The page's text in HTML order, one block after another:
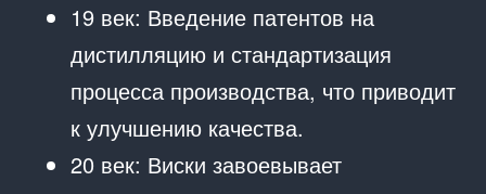
19 век: Введение патентов на
дистилляцию и стандартизация
процесса производства, что приводит
к улучшению качества.
20 век: Виски завоевывает